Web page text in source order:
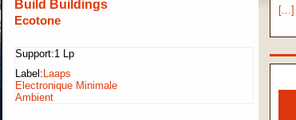
[...]
Build Buildings
Ecotone
Support:1 Lp
Label: Laaps
Electronique Minimale
Ambient